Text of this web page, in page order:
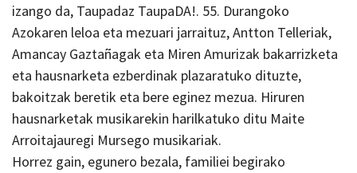
izango da, Taupadaz TaupaDA!. 55. Durangoko
Azokaren leloa eta mezuari jarraituz, Antton Telleriak,
Amancay Gaztañagak eta Miren Amurizak bakarrizketa
eta hausnarketa ezberdinak plazaratuko dituzte,
bakoitzak beretik eta bere eginez mezua. Hiruren
hausnarketak musikarekin harilkatuko ditu Maite
Arroitajauregi Mursego musikariak.
Horrez gain, egunero bezala, familiei begirako